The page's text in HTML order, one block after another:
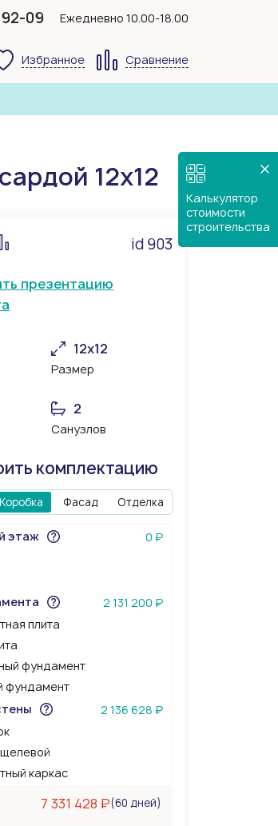
Калькулятор
стоимости
строительства
09 Ежедневно 10.00-18.00
Избранное Сравнение
12х12
id 903
презентацию
12х12
Размер
2
Санузлов
комплектацию
Коробка Фасад Отделка
этаж
0 ₽
2 131 200 ₽
плита
фундамент
фундамент
2 136 628 ₽
каркас
7 331 428 ₽(60 дней)